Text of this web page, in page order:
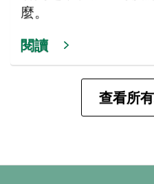
麼。
閱讀
查看所